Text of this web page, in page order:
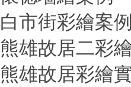
白市街彩繪案例
熊雄故居二彩
熊雄故居彩繪